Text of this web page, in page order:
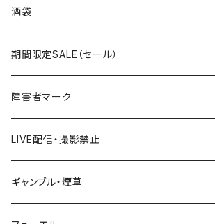
国道600～699号線
国道700～799号線
ROUTE600～699号線
ROUTE700～799号線
ROUTE 100～199号線
ROUTE 600～699号線
ROUTE 0～99号線
ROUTE 100～199号線
岩手県
宮城県
秋田県
Tシャツ
ステッカー
山形県
福島県
酒袋
期間限定SALE（セール）
障害者マーク
LIVE配信・撮影禁止
LIVE配信禁止
ギャンブル・煙草